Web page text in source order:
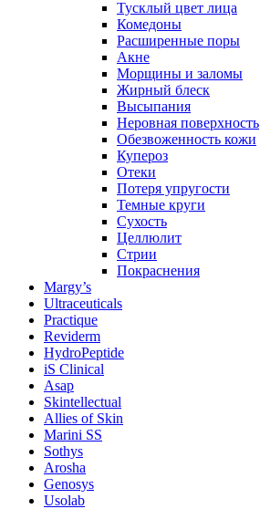
Тусклый цвет лица
Комедоны
Расширенные поры
Акне
Морщины и заломы
Жирный блеск
Высыпания
Неровная поверхность
Обезвоженность кожи
Купероз
Отеки
Потеря упругости
Темные круги
Сухость
Целлюлит
Стрии
Покраснения
Margy’s
Ultraceuticals
Practique
Reviderm
HydroPeptide
iS Clinical
Asap
Skintellectual
Allies of Skin
Marini SS
Sothys
Arosha
Genosys
Usolab